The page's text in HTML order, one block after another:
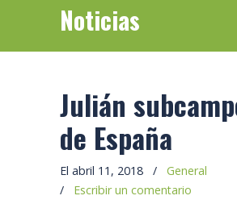
Noticias
Julián
de España
El abril 11, 2018 /
General
/ Escribir un comentario